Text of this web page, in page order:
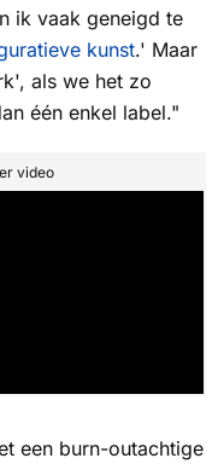
ik vaak geneigd te
kunst.' Maar
als we het zo
één enkel label."
video
een burn-outachtige